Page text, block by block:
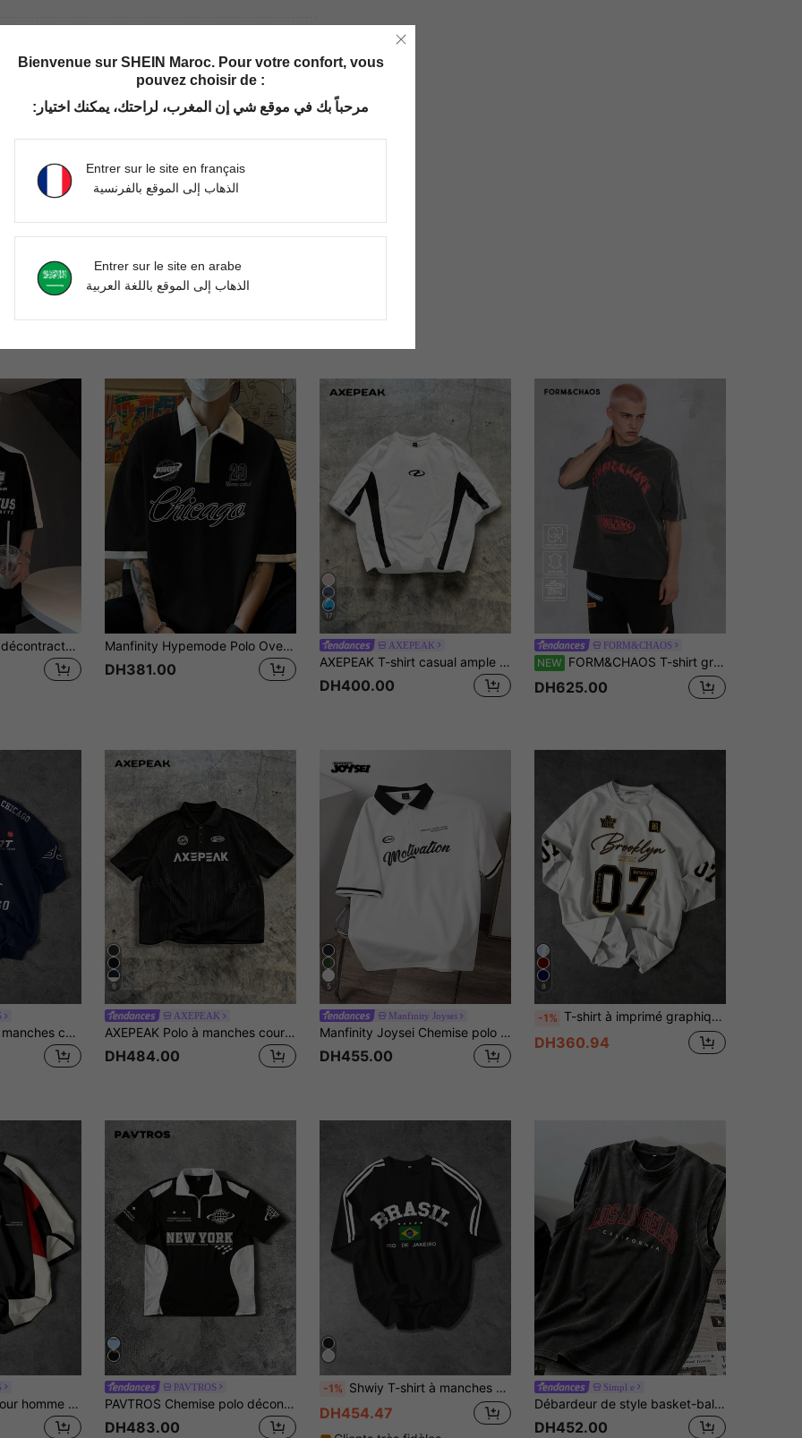
en racheter
Utile (0)
Neovey Polo d'été décontracté et de travail à manches courtes avec demi-patte de boutonnage zippée pour homme avec impression de lettres Manfinity Hypemode Polo Oversize Pour Homme Avec Impression De Lettres Et De Chiffres En Couleur Bloc Et Épaules Basses Tombantes
DH381.00
17
AXEPEAK
AXEPEAK T-shirt casual ample à manches courtes en maille pour hommes, effet streetwear, motif patchwork, idéal pour l'été
DH400.00
FORM&CHAOS
NEW FORM&CHAOS T-shirt graphique vintage lavé pour hommes
DH625.00
PAVTROS T-shirt à manches courtes et col rond pour hommes avec impression de lettre et de chiffre, tenue décontractée pour un port quotidien
6
AXEPEAK
AXEPEAK Polo à manches courtes décontracté pour hommes avec imprimé lettres, été
DH484.00
5
Manfinity Joysei
Manfinity Joysei Chemise polo ample pour hommes avec graphique de lettre et col contrasté
DH455.00
8
-1% T-shirt à imprimé graphique Brooklyn 07 pour hommes, coupe ample décontractée, manches courtes, col ras-du-cou, design avec lettres et chiffres audacieux, lavage en machine, style streetwear, confortable pour le port quotidien, assortissable, style de rue
DH360.94
PAVTROS T-shirt pour homme style universitaire avec design patchwork, imprimé chiffres 23 et lettres, noir et blanc, été, streetwear, col rond, manches courtes, city break
PAVTROS
PAVTROS Chemise polo décontractée pour hommes avec imprimé slogan blocs de couleurs, chemise de football/soccer d'été pour hommes en jersey bleu clair avec patchs, manches courtes
DH483.00
-1% Shwiy T-shirt à manches courtes ample et décontracté pour hommes, printemps/été, en noir avec ruban, imprimé du drapeau du Brésil, motif minimaliste de lettres et d'étoiles. Convient pour l'école, les tenues décontractées, le port quotidien, cadeau pour le petit ami
DH454.47
Simpl e
Débardeur de style basket-ball à col rond lavé vintage pour hommes - "Sports et plein air - Style basket-ball - Los Angeles"
DH452.00
Bienvenue sur SHEIN Maroc. Pour votre confort, vous
pouvez choisir de :
مرحباً بك في موقع شي إن المغرب، لراحتك، يمكنك اختيار:
Entrer sur le site en français
الذهاب إلى الموقع بالفرنسية
Entrer sur le site en arabe
الذهاب إلى الموقع باللغة العربية